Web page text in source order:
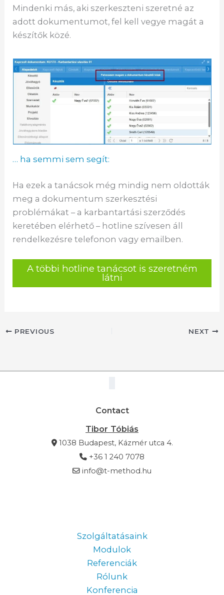
Mindenki más, aki szerkeszteni szeretné az
adott dokumentumot, fel kell vegye magát a
készítők közé.
… ha semmi sem segít:
Ha ezek a tanácsok még mindig nem oldották
meg a dokumentum szerkesztési
problémákat – a karbantartási szerződés
keretében elérhető – hotline szívesen áll
rendelkezésre telefonon vagy emailben.
A többi hotline tanácsot is szeretném
látni
PREVIOUS NEXT
Contact
Tibor Tóbiás
1038 Budapest, Kázmér utca 4.
+36 1 240 7078
info@t-method.hu
Szolgáltatásaink
Modulok
Referenciák
Rólunk
Konferencia